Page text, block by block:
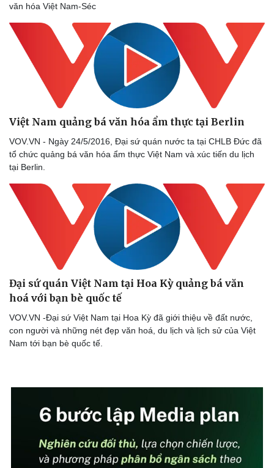
Doanh nghiệp
Thông tin doanh nghiệp
Doanh nhân
Vì cộng đồng
Công nghệ
Trải nghiệm
Chuyển đổi số
văn hóa Việt Nam-Séc
Việt Nam quảng bá văn hóa ẩm thực tại Berlin
VOV.VN - Ngày 24/5/2016, Đại sứ quán nước ta tại CHLB Đức đã
tổ chức quảng bá văn hóa ẩm thực Việt Nam và xúc tiến du lịch
tại Berlin.
Đại sứ quán Việt Nam tại Hoa Kỳ quảng bá văn
hoá với bạn bè quốc tế
VOV.VN -Đại sứ Việt Nam tại Hoa Kỳ đã giới thiệu về đất nước,
con người và những nét đẹp văn hoá, du lịch và lịch sử của Việt
Nam tới bạn bè quốc tế.